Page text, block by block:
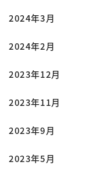
2024年3月
2024年2月
2023年12月
2023年11月
2023年9月
2023年5月